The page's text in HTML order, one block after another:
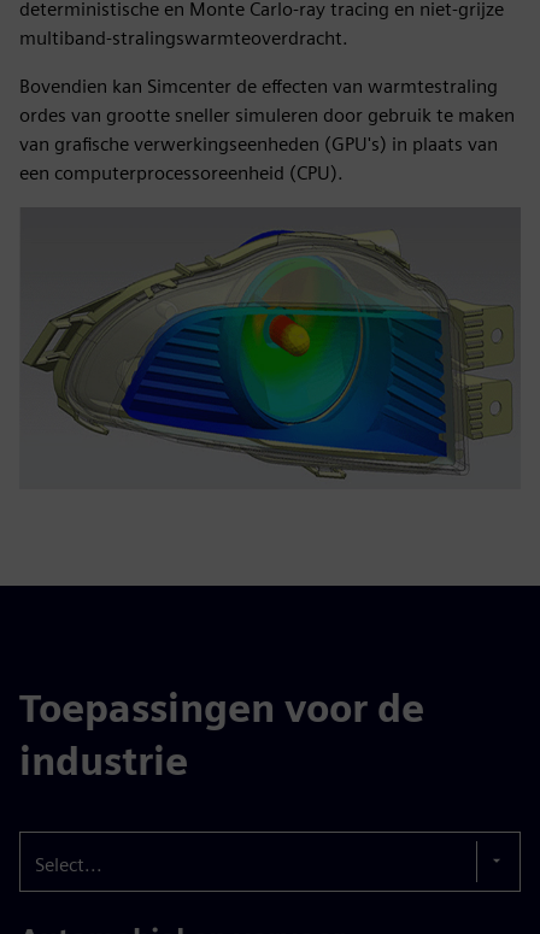
deterministische en Monte Carlo-ray tracing en niet-grijze
multiband-stralingswarmteoverdracht.
Bovendien kan Simcenter de effecten van warmtestraling
ordes van grootte sneller simuleren door gebruik te maken
van grafische verwerkingseenheden (GPU's) in plaats van
een computerprocessoreenheid (CPU).
Toepassingen voor de
industrie
Select...